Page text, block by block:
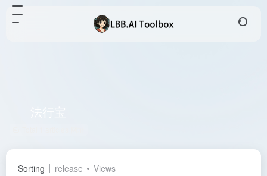
Sorting release Views